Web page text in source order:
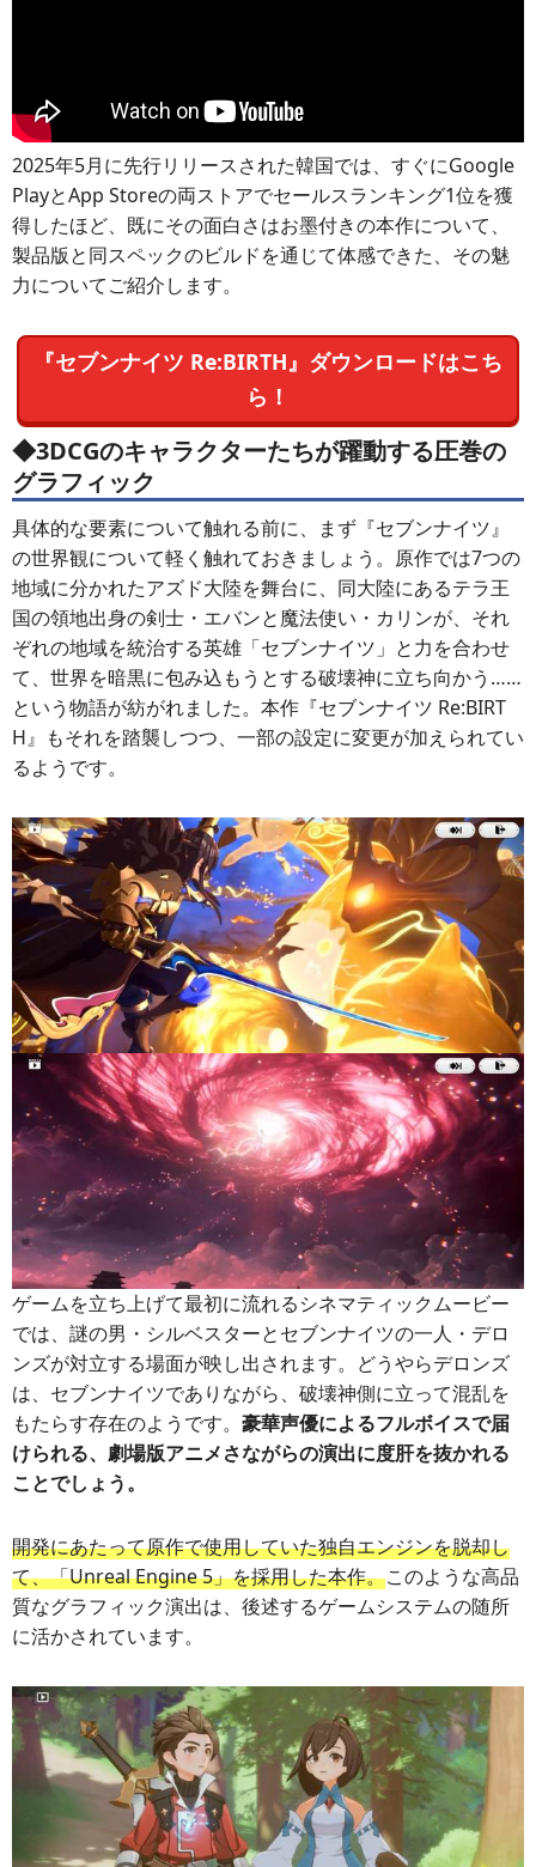
2025年5月に先行リリースされた韓国では、すぐにGoogle
PlayとApp Storeの両ストアでセールスランキング1位を獲
得したほど、既にその面白さはお墨付きの本作について、
製品版と同スペックのビルドを通じて体感できた、その魅
力についてご紹介します。
『セブンナイツ Re:BIRTH』ダウンロードはこち
ら！
◆3DCGのキャラクターたちが躍動する圧巻の
グラフィック
具体的な要素について触れる前に、まず『セブンナイツ』
の世界観について軽く触れておきましょう。原作では7つの
地域に分かれたアズド大陸を舞台に、同大陸にあるテラ王
国の領地出身の剣士・エバンと魔法使い・カリンが、それ
ぞれの地域を統治する英雄「セブンナイツ」と力を合わせ
て、世界を暗黒に包み込もうとする破壊神に立ち向かう……
という物語が紡がれました。本作『セブンナイツ Re:BIRT
H』もそれを踏襲しつつ、一部の設定に変更が加えられてい
るようです。
ゲームを立ち上げて最初に流れるシネマティックムービー
では、謎の男・シルベスターとセブンナイツの一人・デロ
ンズが対立する場面が映し出されます。どうやらデロンズ
は、セブンナイツでありながら、破壊神側に立って混乱を
もたらす存在のようです。 豪華声優によるフルボイスで届
けられる、劇場版アニメさながらの演出に度肝を抜かれる
ことでしょう。
開発にあたって原作で使用していた独自エンジンを脱却し
て、「Unreal Engine 5」を採用した本作。このような高品
質なグラフィック演出は、後述するゲームシステムの随所
に活かされています。